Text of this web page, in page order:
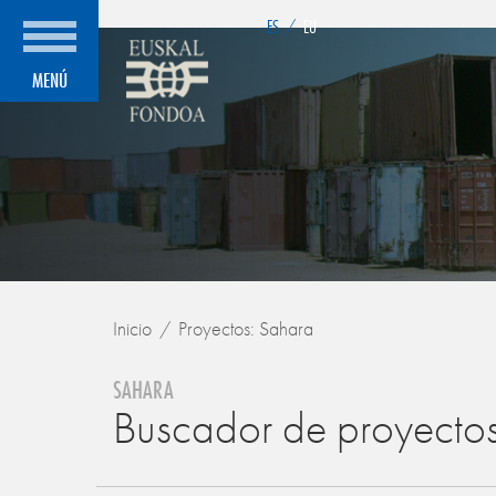
MENÚ
ES / EU
Inicio Proyectos: Sahara
SAHARA
Buscador de